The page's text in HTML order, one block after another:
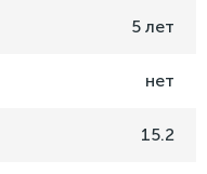
5 лет
нет
15.2